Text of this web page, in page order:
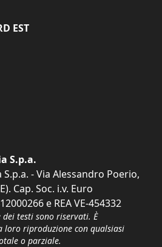
EST
S.p.a.
- Via Alessandro Poerio,
Cap. Soc. i.v. Euro
e REA VE-454332
testi sono riservati. È
loro riproduzione con qualsiasi
o parziale.